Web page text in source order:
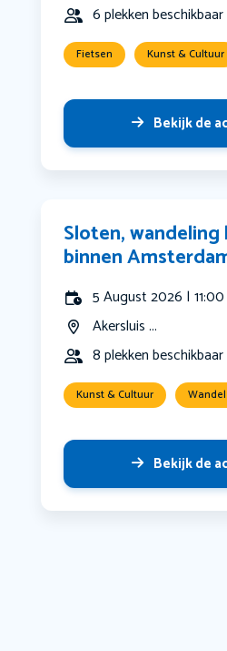
6 plekken beschikbaar
Fietsen Kunst & Cultuur
Bekijk de
Sloten,
binnen
5 August 2026 | 11:00
Akersluis ...
8 plekken beschikbaar
Kunst & Cultuur
Bekijk de